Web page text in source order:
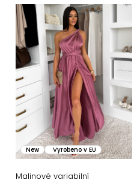
n
í
p
r
o
d
u
t
ů
V
ý
p
i
s
p
r
o
d
New Vyrobeno v EU
Malinové variabilní